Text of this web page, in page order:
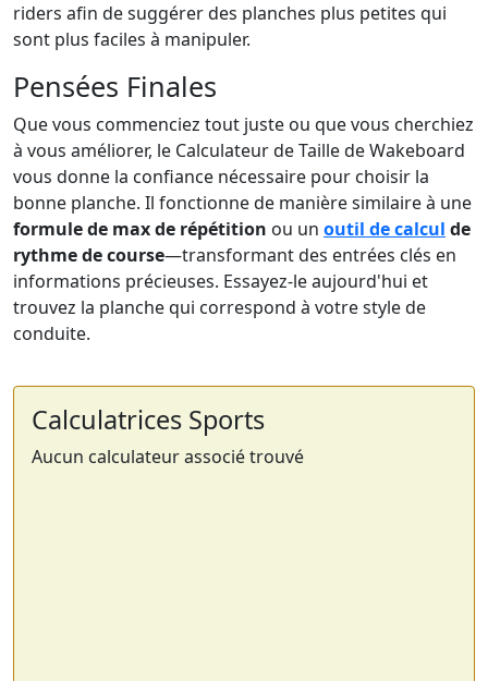
riders afin de suggérer des planches plus petites qui
sont plus faciles à manipuler.
Pensées Finales
Que vous commenciez tout juste ou que vous cherchiez
à vous améliorer, le Calculateur de Taille de Wakeboard
vous donne la confiance nécessaire pour choisir la
bonne planche. Il fonctionne de manière similaire à une
formule de max de répétition ou un outil de calcul de
rythme de course—transformant des entrées clés en
informations précieuses. Essayez-le aujourd'hui et
trouvez la planche qui correspond à votre style de
conduite.
Calculatrices Sports
Aucun calculateur associé trouvé